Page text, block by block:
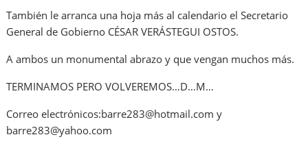
También le arranca una hoja más al calendario el Secretario
General de Gobierno CÉSAR VERÁSTEGUI OSTOS.
A ambos un monumental abrazo y que vengan muchos más.
TERMINAMOS PERO VOLVEREMOS…D…M…
Correo electrónicos:barre283@hotmail.com y
barre283@yahoo.com